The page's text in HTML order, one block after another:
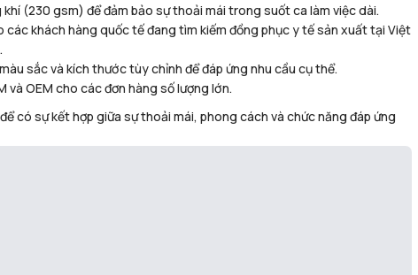
(230 gsm) để đảm bảo sự thoải mái trong suốt ca làm việc dài.
các khách hàng quốc tế đang tìm kiếm đồng phục y tế sản xuất tại Việt
sắc và kích thước tùy chỉnh để đáp ứng nhu cầu cụ thể.
và OEM cho các đơn hàng số lượng lớn.
có sự kết hợp giữa sự thoải mái, phong cách và chức năng đáp ứng